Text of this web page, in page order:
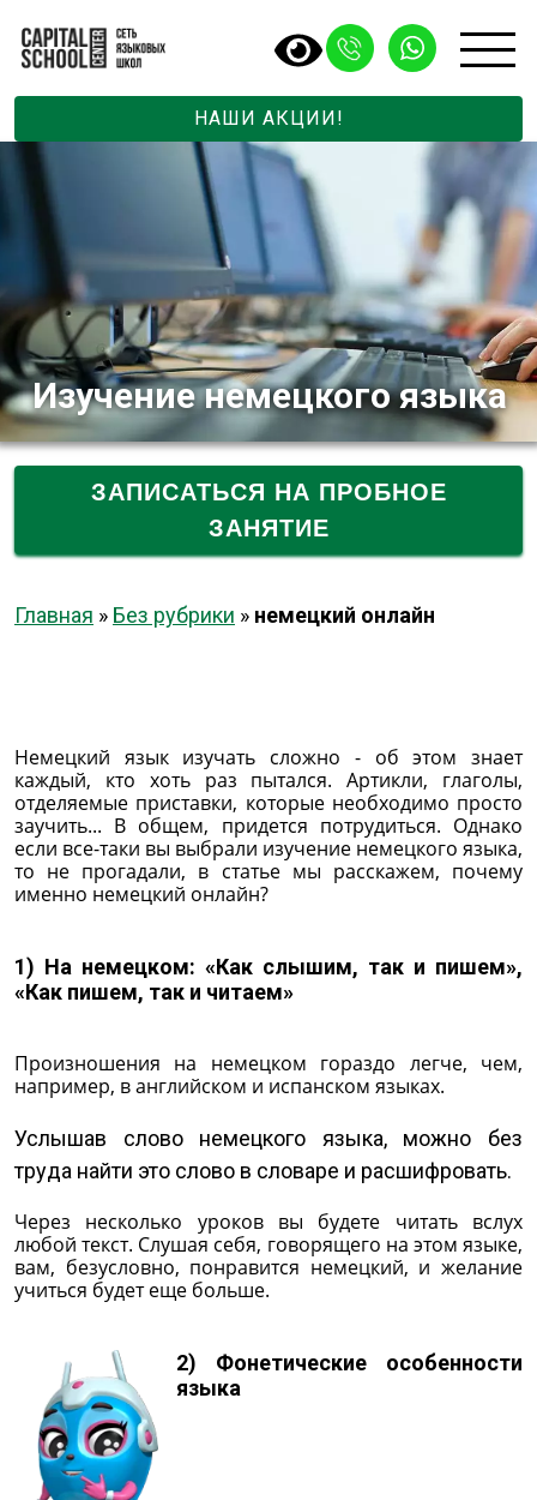
НАШИ АКЦИИ!
Изучение немецкого языка
ЗАПИСАТЬСЯ НА ПРОБНОЕ
ЗАНЯТИЕ
Главная » Без рубрики » немецкий онлайн
Немецкий язык изучать сложно - об этом знает
каждый, кто хоть раз пытался. Артикли, глаголы,
отделяемые приставки, которые необходимо просто
заучить... В общем, придется потрудиться. Однако
если все-таки вы выбрали изучение немецкого языка,
то не прогадали, в статье мы расскажем, почему
именно немецкий онлайн?
1) На немецком: «Как слышим, так и пишем»,
«Как пишем, так и читаем»
Произношения на немецком гораздо легче, чем,
например, в английском и испанском языках.
Услышав слово немецкого языка, можно без
труда найти это слово в словаре и расшифровать.
Через несколько уроков вы будете читать вслух
любой текст. Слушая себя, говорящего на этом языке,
вам, безусловно, понравится немецкий, и желание
учиться будет еще больше.
2) Фонетические особенности
языка